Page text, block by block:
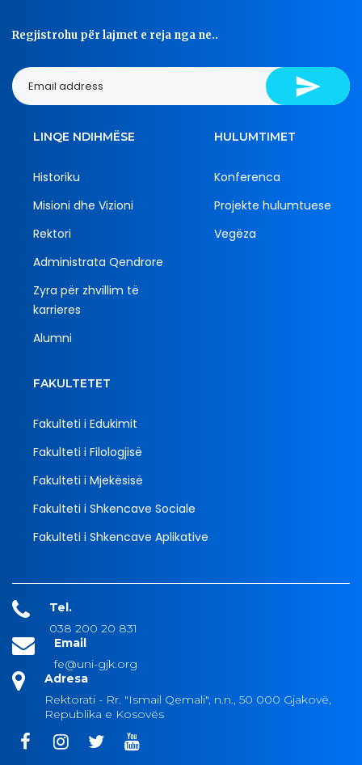
Regjistrohu për lajmet e reja nga ne..
LINQE NDIHMËSE
Historiku
Misioni dhe Vizioni
Rektori
Administrata Qendrore
Zyra për zhvillim të
karrieres
Alumni
HULUMTIMET
Konferenca
Projekte hulumtuese
Vegëza
FAKULTETET
Fakulteti i Edukimit
Fakulteti i Filologjisë
Fakulteti i Mjekësisë
Fakulteti i Shkencave Sociale
Fakulteti i Shkencave Aplikative
Tel.
038 200 20 831
Email
fe@uni-gjk.org
Adresa
Rektorati - Rr. "Ismail Qemali", n.n., 50 000 Gjakovë,
Republika e Kosovës